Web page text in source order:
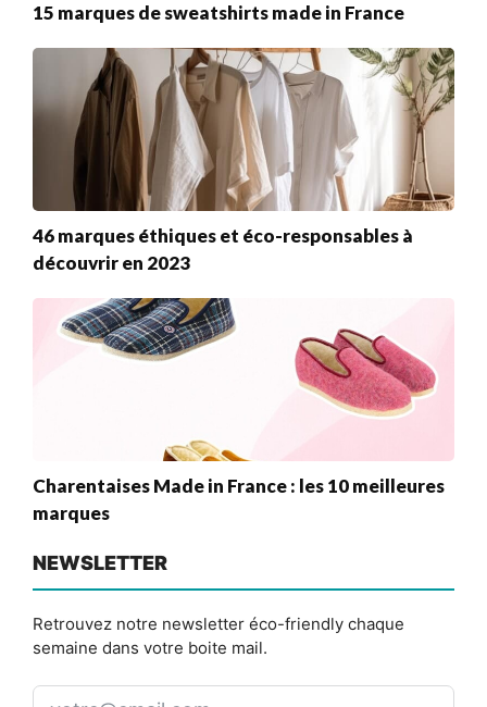
15 marques de sweatshirts made in France
46 marques éthiques et éco-responsables à
découvrir en 2023
Charentaises Made in France : les 10 meilleures
marques
NEWSLETTER
Retrouvez notre newsletter éco-friendly chaque
semaine dans votre boite mail.